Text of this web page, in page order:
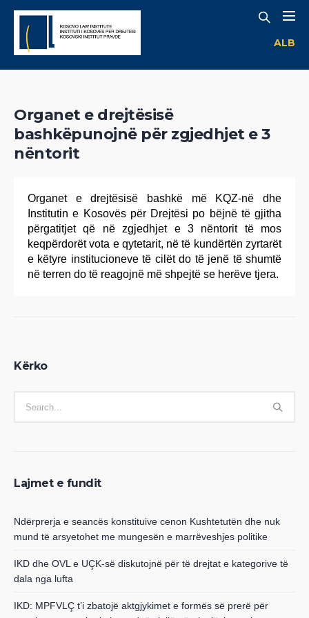
ALB
Organet e drejtësisë
bashkëpunojnë për zgjedhjet e 3
nëntorit
Organet e drejtësisë bashkë më KQZ-në dhe
Institutin e Kosovës për Drejtësi po bëjnë të gjitha
përgatitjet që në zgjedhjet e 3 nëntorit të mos
keqpërdorët vota e qytetarit, në të kundërtën zyrtarët
e këtyre institucioneve të cilët do të jenë të shumtë
në terren do të reagojnë më shpejtë se herëve tjera.
Kërko
Lajmet e fundit
Ndërprerja e seancës konstituive cenon Kushtetutën dhe nuk
mund të arsyetohet me mungesën e marrëveshjes politike
IKD dhe OVL e UÇK-së diskutojnë për të drejtat e kategorive të
dala nga lufta
IKD: MPFVLÇ t’i zbatojë aktgjykimet e formës së prerë për